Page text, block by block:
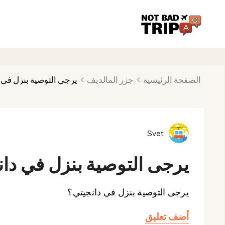
الصفحة الرئيسية جزر المالديف يرجى التوصية بنزل في
Svet
يرجى التوصية بنزل في
يرجى التوصية بنزل في دانجيتي؟
أضف تعليق